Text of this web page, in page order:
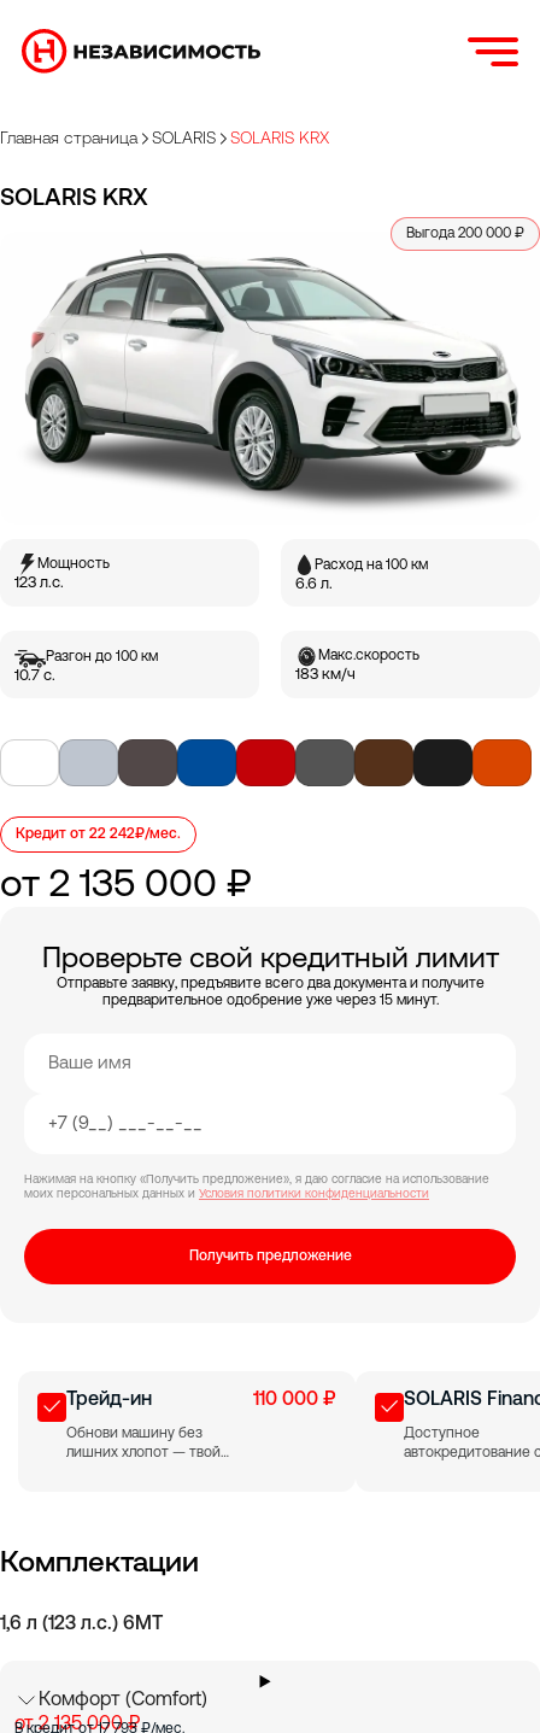
Главная страница SOLARIS SOLARIS KRX
SOLARIS KRX
Выгода 200 000 ₽
Мощность
123 л.с.
Расход на 100 км
6.6 л.
Разгон до 100 км
10.7 с.
Макс.скорость
183 км/ч
Кредит от 22 242₽/мес.
от 2 135 000 ₽
Проверьте свой кредитный лимит
Отправьте заявку, предъявите всего два документа и получите
предварительное одобрение уже через 15 минут.
Нажимая на кнопку «Получить предложение», я даю согласие на использование
моих персональных данных и Условия политики конфиденциальности
Получить предложение
Трейд-ин
Обнови машину без
лишних хлопот — твой
110 000 ₽ SOLARIS
Доступное
автокредитование
Комплектации
1,6 л (123 л.с.) 6МТ
Комфорт (Comfort)
от 2 135 000 ₽
В кредит от 17 793 ₽/мес.